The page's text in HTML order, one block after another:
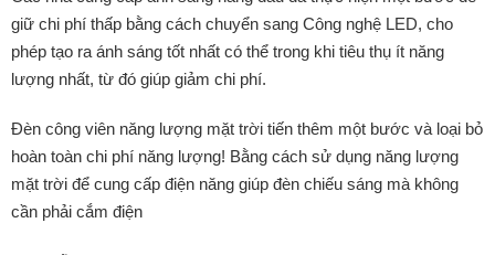
giữ chi phí thấp bằng cách chuyển sang Công nghệ LED, cho
phép tạo ra ánh sáng tốt nhất có thể trong khi tiêu thụ ít năng
lượng nhất, từ đó giúp giảm chi phí.
Đèn công viên năng lượng mặt trời tiến thêm một bước và loại bỏ
hoàn toàn chi phí năng lượng! Bằng cách sử dụng năng lượng
mặt trời để cung cấp điện năng giúp đèn chiếu sáng mà không
cần phải cắm điện